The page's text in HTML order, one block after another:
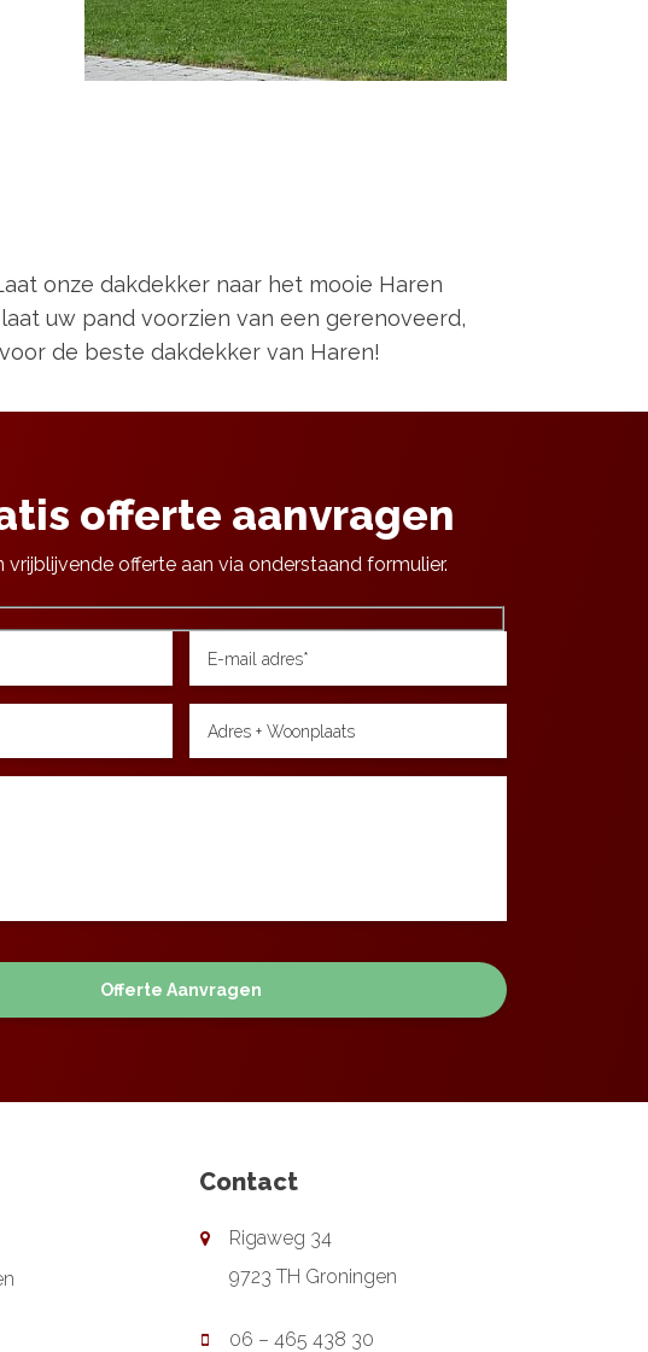
onze dakdekker naar het mooie Haren
uw pand voorzien van een gerenoveerd,
de beste dakdekker van Haren!
offerte aanvragen
vrijblijvende offerte aan via onderstaand formulier.
Contact
Rigaweg 34
9723 TH Groningen
06 – 465 438 30